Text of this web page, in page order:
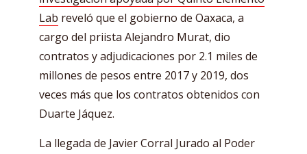
Lab reveló que el gobierno de Oaxaca, a
cargo del priista Alejandro Murat, dio
contratos y adjudicaciones por 2.1 miles de
millones de pesos entre 2017 y 2019, dos
veces más que los contratos obtenidos con
Duarte Jáquez.
La llegada de Javier Corral Jurado al Poder